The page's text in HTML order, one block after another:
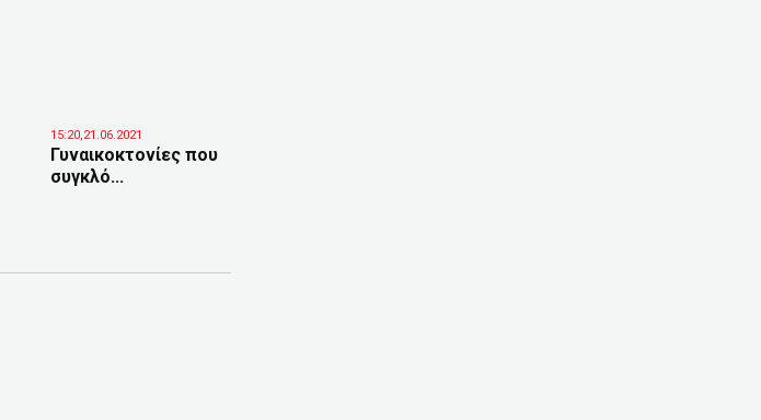
15:20,21.06.2021
Γυναικοκτονίες που
συγκλό...